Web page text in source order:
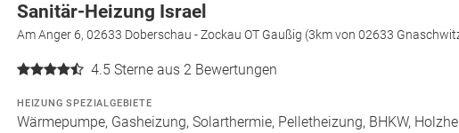
Sanitär-Heizung Israel
Am Anger 6, 02633 Doberschau - Zockau OT Gaußig (3km von 02633
4.5 Sterne aus 2 Bewertungen
HEIZUNG SPEZIALGEBIETE
Wärmepumpe, Gasheizung, Solarthermie, Pelletheizung, BHKW,